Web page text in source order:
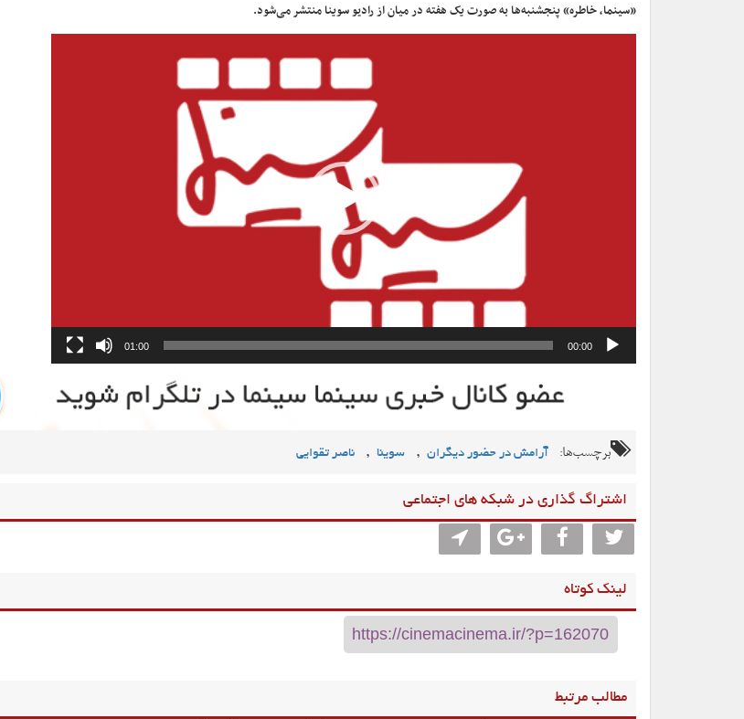
«سینما، خاطره» پنجشنبه‌ها به صورت یک هفته در میان از رادیو سوینا منتشر می‌شود.
00:00
01:00
برچسب‌ها: آرامش در حضور دیگران , سوینا , ناصر تقوایی
اشتراگ گذاری در شبکه های اجتماعی
لینک کوتاه
مطالب مرتبط